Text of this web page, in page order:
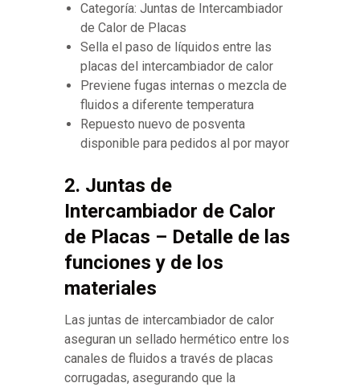
Categoría: Juntas de Intercambiador
de Calor de Placas
Sella el paso de líquidos entre las
placas del intercambiador de calor
Previene fugas internas o mezcla de
fluidos a diferente temperatura
Repuesto nuevo de posventa
disponible para pedidos al por mayor
2. Juntas de
Intercambiador de Calor
de Placas – Detalle de las
funciones y de los
materiales
Las juntas de intercambiador de calor
aseguran un sellado hermético entre los
canales de fluidos a través de placas
corrugadas, asegurando que la